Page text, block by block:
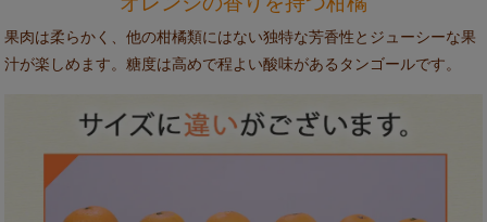
果肉は柔らかく、他の柑橘類にはない独特な芳香性とジューシーな果
汁が楽しめます。糖度は高めで程よい酸味があるタンゴールです。